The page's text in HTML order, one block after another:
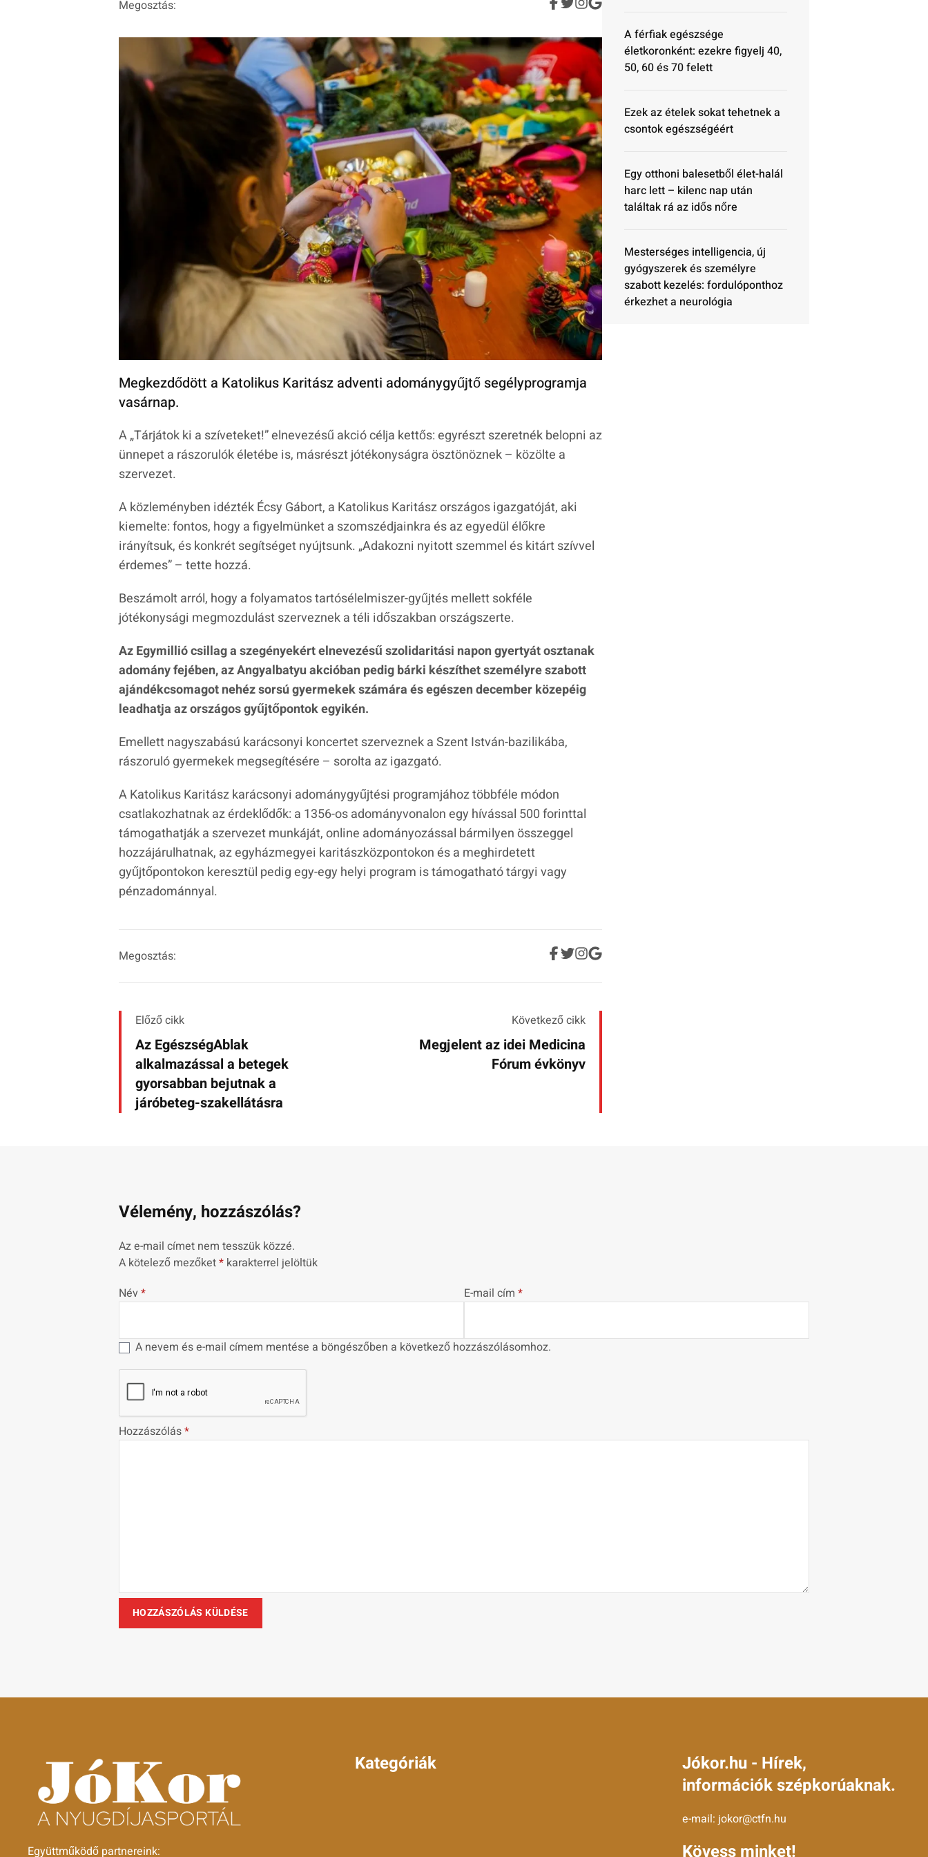
Megosztás:
Megkezdődött a Katolikus Karitász adventi adománygyűjtő segélyprogramja
vasárnap.
A„Tárjátok ki a szíveteket!”elnevezésű akció célja kettős: egyrészt szeretnék belopni az
ünnepet a rászorulók életébe is, másrészt jótékonyságra ösztönöznek – közölte a
szervezet.
A közleményben idézték Écsy Gábort, a Katolikus Karitász országos igazgatóját, aki
kiemelte: fontos, hogy a figyelmünket a szomszédjainkra és az egyedül élőkre
irányítsuk, és konkrét segítséget nyújtsunk.„Adakozni nyitott szemmel és kitárt szívvel
érdemes”– tette hozzá.
Beszámolt arról, hogy a folyamatos tartósélelmiszer-gyűjtés mellett sokféle
jótékonysági megmozdulást szerveznek a téli időszakban országszerte.
Az Egymillió csillag a szegényekért elnevezésű szolidaritási napon gyertyát osztanak
adomány fejében, az Angyalbatyu akcióban pedig bárki készíthet személyre szabott
ajándékcsomagot nehéz sorsú gyermekek számára és egészen december közepéig
leadhatja az országos gyűjtőpontok egyikén.
Emellett nagyszabású karácsonyi koncertet szerveznek a Szent István-bazilikába,
rászoruló gyermekek megsegítésére – sorolta az igazgató.
A Katolikus Karitász karácsonyi adománygyűjtési programjához többféle módon
csatlakozhatnak az érdeklődők: a 1356-os adományvonalon egy hívással 500 forinttal
támogathatják a szervezet munkáját, online adományozással bármilyen összeggel
hozzájárulhatnak, az egyházmegyei karitászközpontokon és a meghirdetett
gyűjtőpontokon keresztül pedig egy-egy helyi program is támogatható tárgyi vagy
pénzadománnyal.
Megosztás:
Előző cikk
Az EgészségAblak
alkalmazással a betegek
gyorsabban bejutnak a
járóbeteg-szakellátásra
Következő cikk
Megjelent az idei Medicina
Fórum évkönyv
A férfiak egészsége
életkoronként: ezekre figyelj 40,
50, 60 és 70 felett
Ezek az ételek sokat tehetnek a
csontok egészségéért
Egy otthoni balesetből élet-halál
harc lett – kilenc nap után
találtak rá az idős nőre
Mesterséges intelligencia, új
gyógyszerek és személyre
szabott kezelés: fordulóponthoz
érkezhet a neurológia
Vélemény, hozzászólás?
Az e-mail címet nem tesszük közzé.
A kötelező mezőket* karakterrel jelöltük
Név* E-mail cím *
A nevem és e-mail címem mentése a böngészőben a következő hozzászólásomhoz.
Hozzászólás*
Együttműködő partnereink:
Kategóriák
Jókor.hu - Hírek,
információk szépkorúaknak.
e-mail: jokor@ctfn.hu
Kövess minket!